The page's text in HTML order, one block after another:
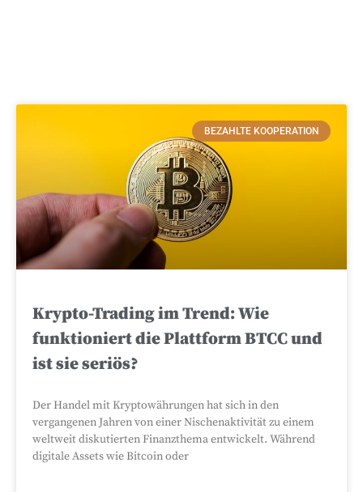
BEZAHLTE KOOPERATION
Krypto-Trading im Trend: Wie
funktioniert die Plattform BTCC und
ist sie seriös?
Der Handel mit Kryptowährungen hat sich in den
vergangenen Jahren von einer Nischenaktivität zu einem
weltweit diskutierten Finanzthema entwickelt. Während
digitale Assets wie Bitcoin oder